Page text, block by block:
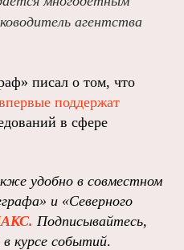
агентства
писал о том, что
поддержат
в сфере
удобно в совместном
и «Северного
Подписывайтесь,
курсе событий.